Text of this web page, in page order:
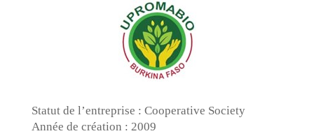
Statut de l’entreprise : Cooperative Society
Année de création : 2009